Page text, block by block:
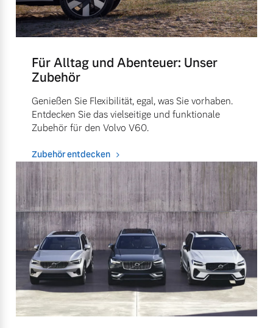
Für Alltag und Abenteuer: Unser
Zubehör
Genießen Sie Flexibilität, egal, was Sie vorhaben.
Entdecken Sie das vielseitige und funktionale
Zubehör für den Volvo V60.
Zubehör entdecken